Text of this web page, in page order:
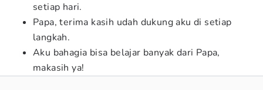
setiap hari.
Papa, terima kasih udah dukung aku di setiap
langkah.
Aku bahagia bisa belajar banyak dari Papa,
makasih ya!